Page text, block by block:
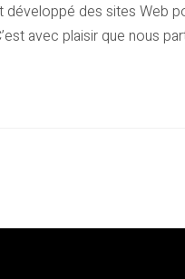
des sites Web
avec plaisir que nous